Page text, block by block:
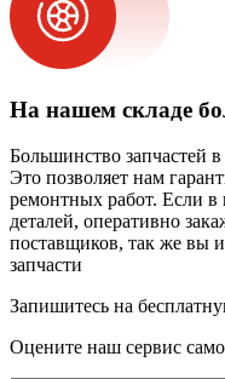
На нашем складе
Большинство запчастей
Это позволяет нам
ремонтных работ. Если
деталей, оперативно
поставщиков, так же вы
запчасти
Запишитесь на
Оцените наш сервис